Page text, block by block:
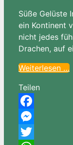
Süße Gelüste
ein Kontinent
nicht jedes
Drachen, auf
Weiterlesen …
Teilen
Facebook
Messenger